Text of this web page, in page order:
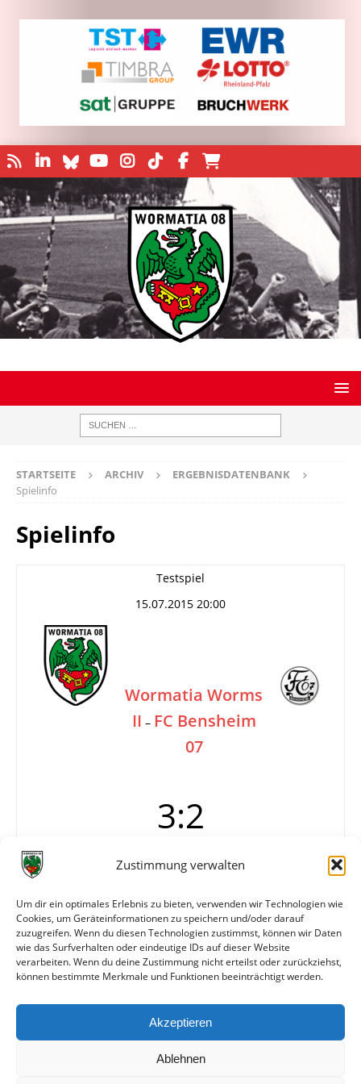
Zustimmung verwalten
Um dir ein optimales Erlebnis zu bieten, verwenden wir Technologien wie
Cookies, um Geräteinformationen zu speichern und/oder darauf
zuzugreifen. Wenn du diesen Technologien zustimmst, können wir Daten
wie das Surfverhalten oder eindeutige IDs auf dieser Website
verarbeiten. Wenn du deine Zustimmung nicht erteilst oder zurückziehst,
können bestimmte Merkmale und Funktionen beeinträchtigt werden.
Akzeptieren
Ablehnen
STARTSEITE ARCHIV
ERGEBNISDATENBANK
Spielinfo
Spielinfo
Testspiel
15.07.2015 20:00
Wormatia Worms
II – FC Bensheim
07
3:2
Tore
2:1 F. Schmidt (69.)
3:1 A. Aslan (79.)
3:2 Rettig (88.)
Alle bisherigen Partien der beiden Mannschaften
anzeigen